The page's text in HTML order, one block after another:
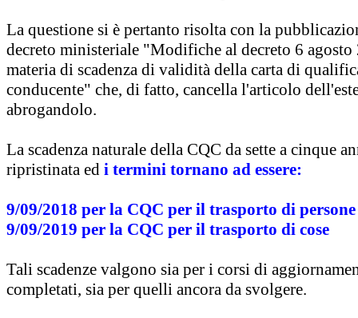
La questione si è pertanto risolta con la
decreto ministeriale "Modifiche al decreto 6
materia di scadenza di validità della carta di
conducente" che, di fatto, cancella l'articolo
abrogandolo.
La scadenza naturale della CQC da sette a cinque
ripristinata ed i termini tornano ad essere:
9/09/2018 per la CQC per il trasporto di persone
9/09/2019 per la CQC per il trasporto di cose
Tali scadenze valgono sia per i corsi di
completati, sia per quelli ancora da svolgere.